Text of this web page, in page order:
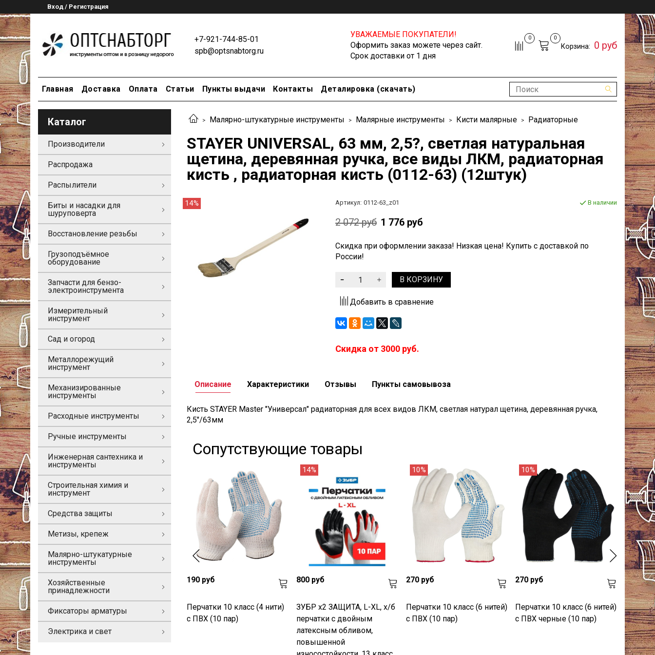
Вход / Регистрация
+7-921-744-85-01
spb@optsnabtorg.ru
УВАЖАЕМЫЕ ПОКУПАТЕЛИ!
Оформить заказ можете через сайт.
Срок доставки от 1 дня
0 0
Корзина: 0 руб
Главная Доставка Оплата Статьи Пункты выдачи Контакты Деталировка (скачать)
Малярно-штукатурные инструменты Малярные инструменты Кисти малярные Радиаторные
STAYER UNIVERSAL, 63 мм, 2,5?, светлая натуральная
щетина, деревянная ручка, все виды ЛКМ, радиаторная
кисть , радиаторная кисть (0112-63) (12штук)
14% Артикул: 0112-63_z01 В наличии
2 072 руб 1 776 руб
Скидка при оформлении заказа! Низкая цена! Купить с доставкой по
России!
В КОРЗИНУ
Добавить в сравнение
Скидка от 3000 руб.
Описание
Кисть STAYER Master "Универсал" радиаторная для всех видов ЛКМ, светлая натурал щетина, деревянная ручка,
2,5"/63мм
Характеристики Отзывы Пункты самовывоза
Сопутствующие товары
190 руб
Перчатки 10 класс (4 нити)
с ПВХ (10 пар)
14%
800 руб
ЗУБР х2 ЗАЩИТА, L-XL, х/б
перчатки с двойным
латексным обливом,
повышенной
10%
270 руб
Перчатки 10 класс (6 нитей)
с ПВХ (10 пар)
10%
270 руб
Перчатки 10 класс (6 нитей)
с ПВХ черные (10 пар)
Каталог
Производители
Распродажа
Распылители
Биты и насадки для
шуруповерта
Восстановление резьбы
Грузоподъёмное
оборудование
Запчасти для бензо-
электроинструмента
Измерительный
инструмент
Сад и огород
Металлорежущий
инструмент
Механизированные
инструменты
Расходные инструменты
Ручные инструменты
Инженерная сантехника и
инструменты
Строительная химия и
инструмент
Средства защиты
Метизы, крепеж
Малярно-штукатурные
инструменты
Хозяйственные
принадлежности
Фиксаторы арматуры
Электрика и свет